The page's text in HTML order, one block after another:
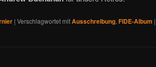
| Verschlagwortet mitAusschreibung, FIDE-Album |